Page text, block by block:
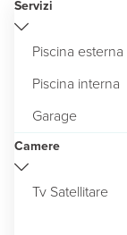
Servizi
Piscina esterna
Piscina interna
Garage
Camere
Tv Satellitare